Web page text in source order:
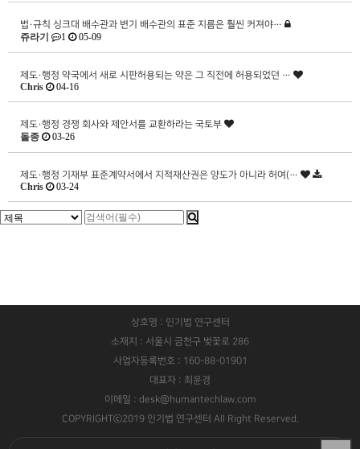
법·규칙 싱크대 배수관과 변기 배수관의 표준 지름은 훨씬 커져야…
쥬라기 1 05-09
제도·행정 약국에서 새로 시판허용되는 약은 그 직전에 허용되었던 …
Chris 04-16
제도·행정 경쟁 회사와 제안서를 교환하라는 국토부
돌종 03-26
제도·행정 기재부 표준계약서에서 지적재산권은 양도가 아니라 허여(…
Chris 03-24
상호명 : 인기법 연구센터
소재지 : 서울시 금천구 벚꽃로 286
사업자등록번호 : 160-88-01901
대표자 : 최윤경
이메일 : desk@humantechlaw.com
COPYRIGHTⓒ2019 인기법 연구센터 All Right Reserved.